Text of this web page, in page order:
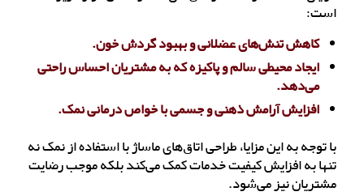
است:
کاهش تنش‌های عضلانی و بهبود گردش خون.
ایجاد محیطی سالم و پاکیزه که به مشتریان احساس راحتی
می‌دهد.
افزایش آرامش ذهنی و جسمی با خواص درمانی نمک.
با توجه به این مزایا، طراحی اتاق‌های ماساژ با استفاده از نمک نه
تنها به افزایش کیفیت خدمات کمک می‌کند بلکه موجب رضایت
مشتریان نیز می‌شود.